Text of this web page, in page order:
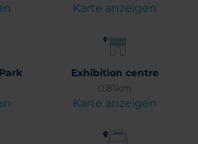
Karte anzeigen
Exhibition centre
0.81km
Karte anzeigen